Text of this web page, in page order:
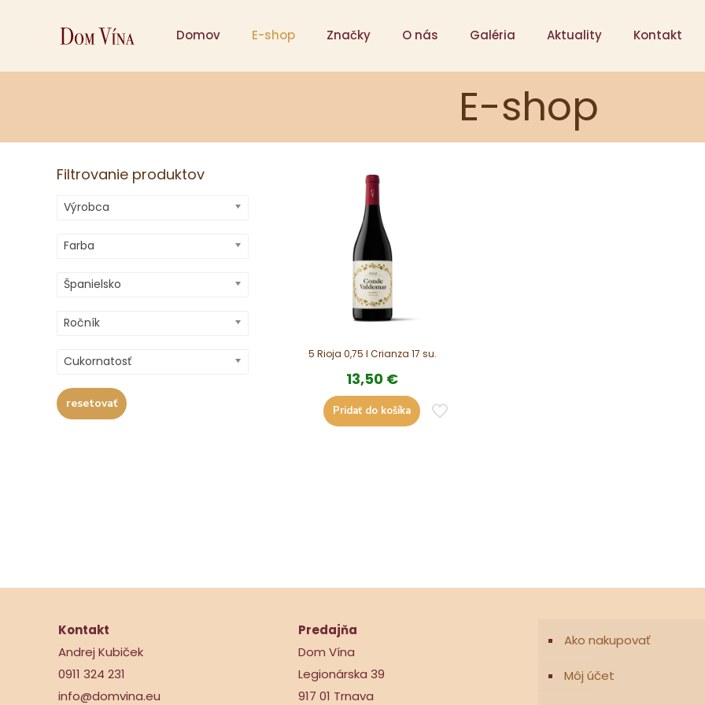
Domov E-shop Značky O nás Galéria Aktuality Kontakt
E-shop
5 Rioja 0,75 l Crianza 17 su.
13,50 €
Pridať do košíka
Filtrovanie produktov
Výrobca
Farba
Španielsko
Ročník
Cukornatosť
resetovať
Kontakt
Andrej Kubiček
0911 324 231
info@domvina.eu
Predajňa
Dom Vína
Legionárska 39
917 01 Trnava
Ako nakupovať
Môj účet